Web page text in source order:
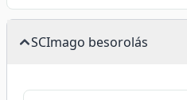
SCImago besorolás